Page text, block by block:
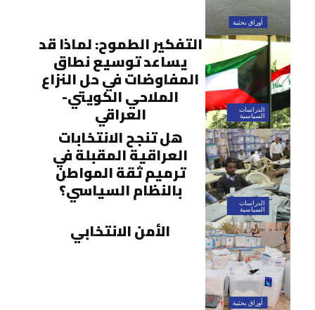
أوراق بحثية
الدراسات
السياسية
التفكير الطموح: لماذا قد
يساعد توسيع نطاق
المفاوضات في حل النزاع
الملاحي الكويتي-
العراقي
الدراسات
السياسية
هل تنجح الانتخابات
العراقية المقبلة في
ترميم ثقة المواطن
بالنظام السياسي؟
أوراق بحثية
الأمن الانتخابي